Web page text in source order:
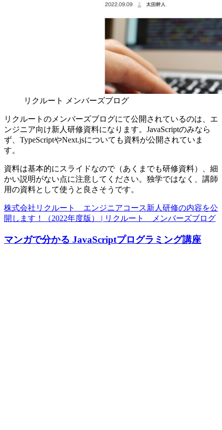
リクルート メンバーズブログ
リクルートのメンバーズブログにて公開されているのは、エ
ンジニア向け新人研修資料になります。JavaScriptのみなら
ず、TypeScriptやNext.jsについても資料が公開されていま
す。
資料は基本的にスライドなので（あくまでも研修資料）、細
かい説明がない点に注意してください。独学ではなく、講師
用の資料として使うと良さそうです。
株式会社リクルート エンジニアコース新人研修の内容を公
開します！（2022年度版） | リクルート メンバーズブログ
マンガで分かる JavaScriptプログラミング講座